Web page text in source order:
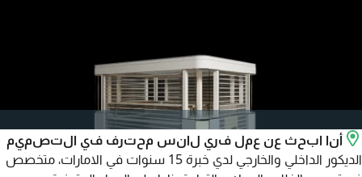
أنا ابحث عن عمل فري لانس محترف في التصميم
الديكور الداخلي والخارجي لدي خبرة 15 سنوات في الامارات، متخصص